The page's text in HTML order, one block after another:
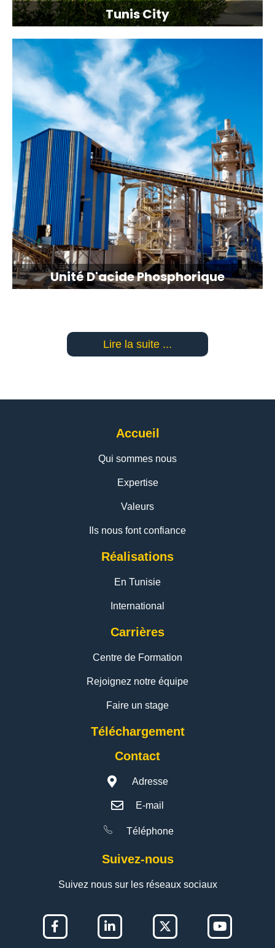
Tunis City
Unité D'acide Phosphorique
Lire la suite ...
Accueil
Qui sommes nous
Expertise
Valeurs
Ils nous font confiance
Réalisations
En Tunisie
International
Carrières
Centre de Formation
Rejoignez notre équipe
Faire un stage
Téléchargement
Contact
Adresse
E-mail
Téléphone
Suivez-nous
Suivez nous sur les réseaux sociaux